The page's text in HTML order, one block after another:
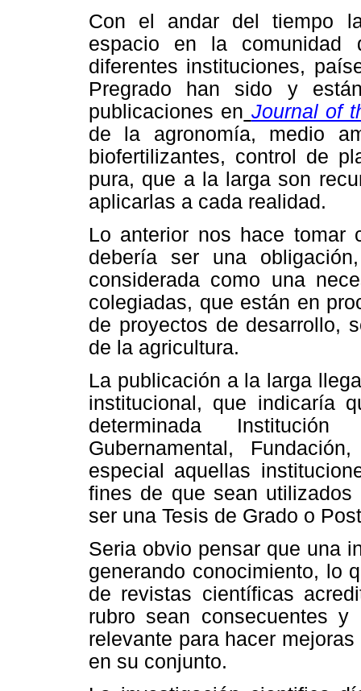
Con el andar del tiempo
espacio en la comunidad
diferentes instituciones,
Pregrado han sido y
publicaciones en Journal of
de la agronomía, medio
biofertilizantes, control de
pura, que a la larga son
aplicarlas a cada realidad.
Lo anterior nos hace tomar
debería ser una
considerada como una
colegiadas, que están en
de proyectos de desarrollo,
de la agricultura.
La publicación a la larga
institucional, que indicaría
determinada
Gubernamental,
especial aquellas
fines de que sean
ser una Tesis de Grado o
Seria obvio pensar que una
generando conocimiento, lo
de revistas científicas
rubro sean consecuentes
relevante para hacer
en su conjunto.